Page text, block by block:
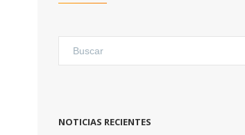
NOTICIAS RECIENTES